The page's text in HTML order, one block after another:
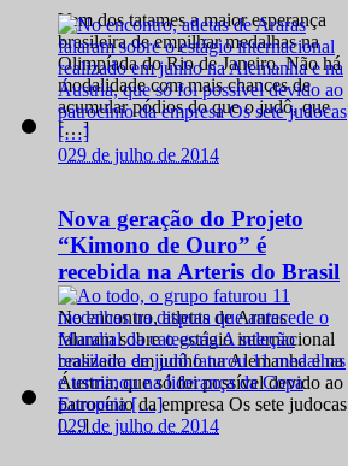
Vem dos tatames a maior esperança
brasileira de empilhar medalhas na
Olimpíada do Rio de Janeiro. Não há
modalidade com mais chances de
acumular pódios do que o judô, que
[…]
029 de julho de 2014
Nova geração do Projeto
“Kimono de Ouro” é
recebida na Arteris do Brasil
No encontro, atletas de Araras
falaram sobre o estágio internacional
realizado em junho na Alemanha e na
Áustria, que só foi possível devido ao
patrocínio da empresa Os sete judocas
[…]
029 de julho de 2014